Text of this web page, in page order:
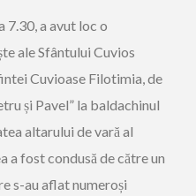
7.30, a avut loc o
ale Sfântului Cuvios
Cuvioase Filotimia, de
și Pavel” la baldachinul
altarului de vară al
a fost condusă de către un
s-au aflat numeroși